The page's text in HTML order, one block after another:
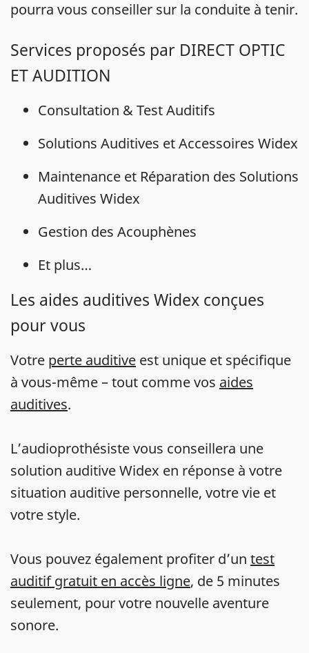
pourra vous conseiller sur la conduite à tenir.
Services proposés par DIRECT OPTIC
ET AUDITION
Consultation & Test Auditifs
Solutions Auditives et Accessoires Widex
Maintenance et Réparation des Solutions
Auditives Widex
Gestion des Acouphènes
Et plus…
Les aides auditives Widex conçues
pour vous
Votre perte auditive est unique et spécifique
à vous-même – tout comme vos aides
auditives.
L’audioprothésiste vous conseillera une
solution auditive Widex en réponse à votre
situation auditive personnelle, votre vie et
votre style.
Vous pouvez également profiter d’un test
auditif gratuit en accès ligne, de 5 minutes
seulement, pour votre nouvelle aventure
sonore.